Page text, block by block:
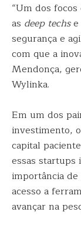
“Um dos
as deep techse
segurança e
com que a
Mendonça,
Wylinka.
Em um dos
investimento,
capital
essas startups
importância
acesso a
avançar na